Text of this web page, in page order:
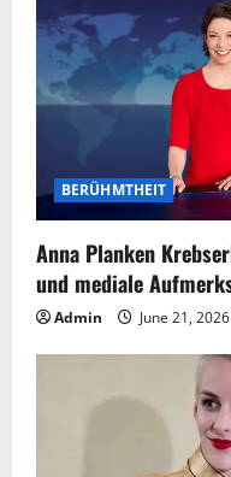
BERÜHMTHEIT
Anna Planken
und mediale
Admin June 21, 2026